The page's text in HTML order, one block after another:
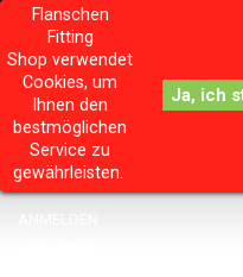
Flanschen
Fitting
Shop verwendet
Cookies, um
Ihnen den
bestmöglichen
Service zu
gewährleisten.